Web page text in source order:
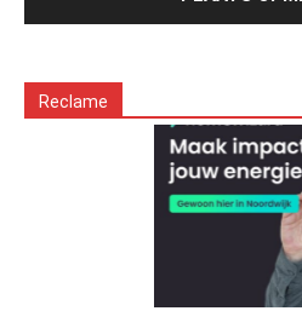
Reclame